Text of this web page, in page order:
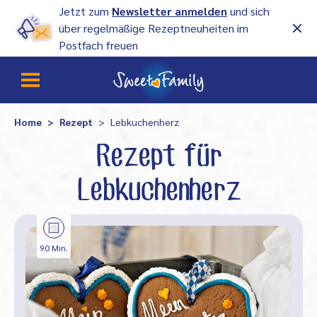
Jetzt zum Newsletter anmelden und sich
über regelmäßige Rezeptneuheiten im
Postfach freuen
Home Rezept Lebkuchenherz
Rezept für
Lebkuchenherz
90 Min.